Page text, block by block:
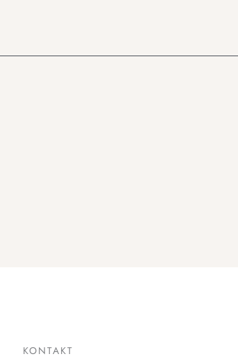
KONTAKT